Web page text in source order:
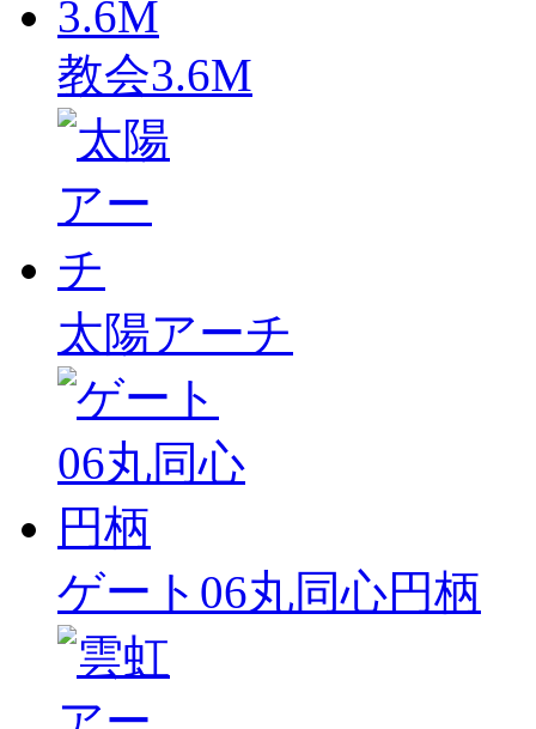
教会3.6M
太陽アーチ
ゲート06丸同心円柄